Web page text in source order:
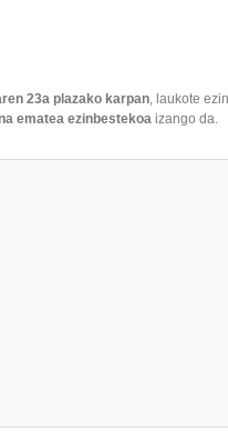
23a plazako karpan, laukote
ematea ezinbestekoa izango da.